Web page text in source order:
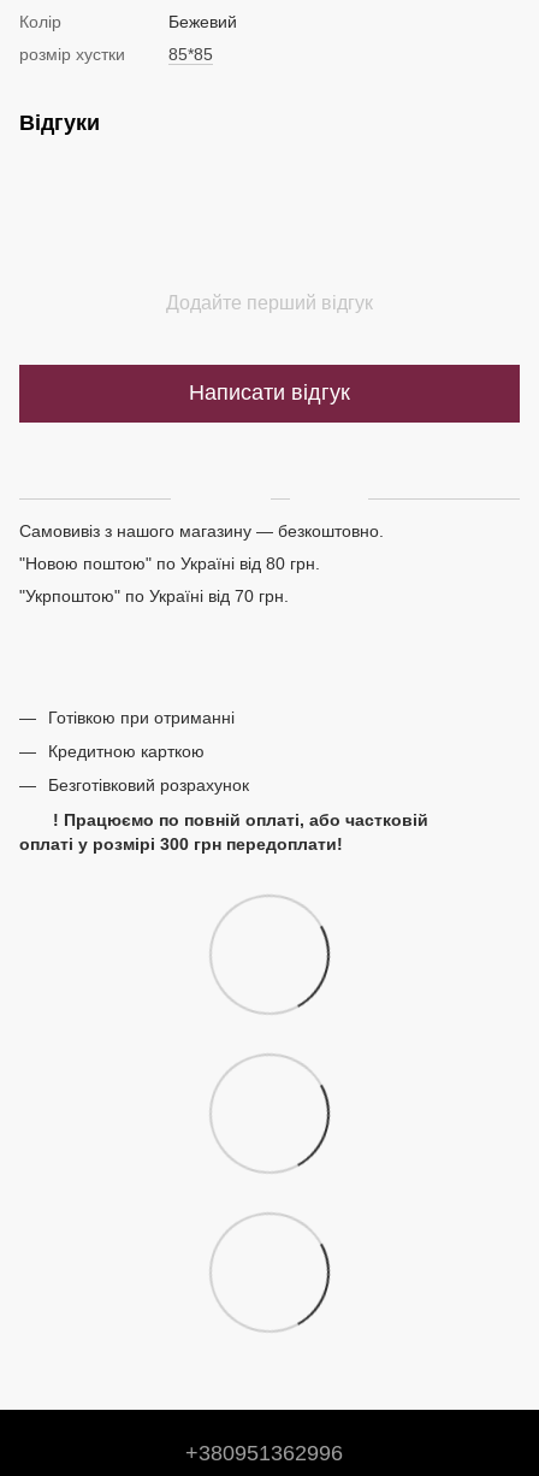
Колір
Бежевий
розмір хустки
85*85
Відгуки
Додайте перший відгук
Написати відгук
Самовивіз з нашого магазину — безкоштовно.
"Новою поштою" по Україні від 80 грн.
"Укрпоштою" по Україні від 70 грн.
Готівкою при отриманні
Кредитною карткою
Безготівковий розрахунок
! Працюємо по повній оплаті, або частковій
оплаті у розмірі 300 грн передоплати!
+380951362996